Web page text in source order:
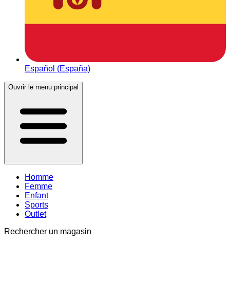
Español (España)
Ouvrir le menu principal
Homme
Femme
Enfant
Sports
Outlet
Rechercher un magasin